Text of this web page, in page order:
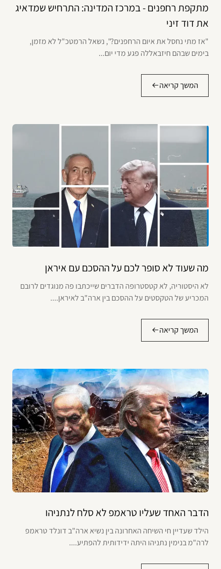
מתקפת רחפנים - במרכז המדינה: התרחיש שמדאיג
את דוד זיני
"אז מתי נחסל את איום הרחפנים?", נשאל הרמטכ"ל לא מזמן,
בימים שבהם חיזבאללה פגע מדי יום...
המשך קריאה
מה שעוד לא סופר לכם על ההסכם עם איראן
לא היסטוריה, לא קטסטרופה הדברים שייכתבו פה מנוגדים לרובם
המכריע של הטקסטים על ההסכם בין ארה"ב לאיראן....
המשך קריאה
הדבר האחד שעליו טראמפ לא סלח לנתניהו
הילד שעדיין חי השיחה האחרונה בין נשיא ארה"ב דונלד טראמפ
לרה"מ בנימין נתניהו היתה ידידותית להפתיע....